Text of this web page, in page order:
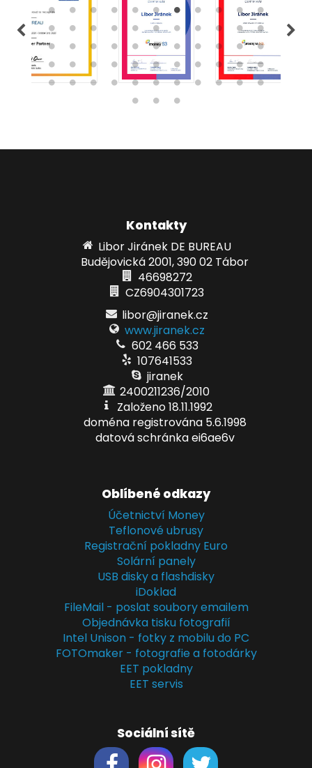
Kontakty
Libor Jiránek DE BUREAU
Budějovická 2001, 390 02 Tábor
46698272
CZ6904301723
libor@jiranek.cz
www.jiranek.cz
602 466 533
107641533
jiranek
2400211236/2010
Založeno 18.11.1992
doména registrována 5.6.1998
datová schránka ei6ae6v
Oblíbené odkazy
Účetnictví Money
Teflonové ubrusy
Registrační pokladny Euro
Solární panely
USB disky a flashdisky
iDoklad
FileMail - poslat soubory emailem
Objednávka tisku fotografií
Intel Unison - fotky z mobilu do PC
FOTOmaker - fotografie a fotodárky
EET pokladny
EET servis
Sociální sítě